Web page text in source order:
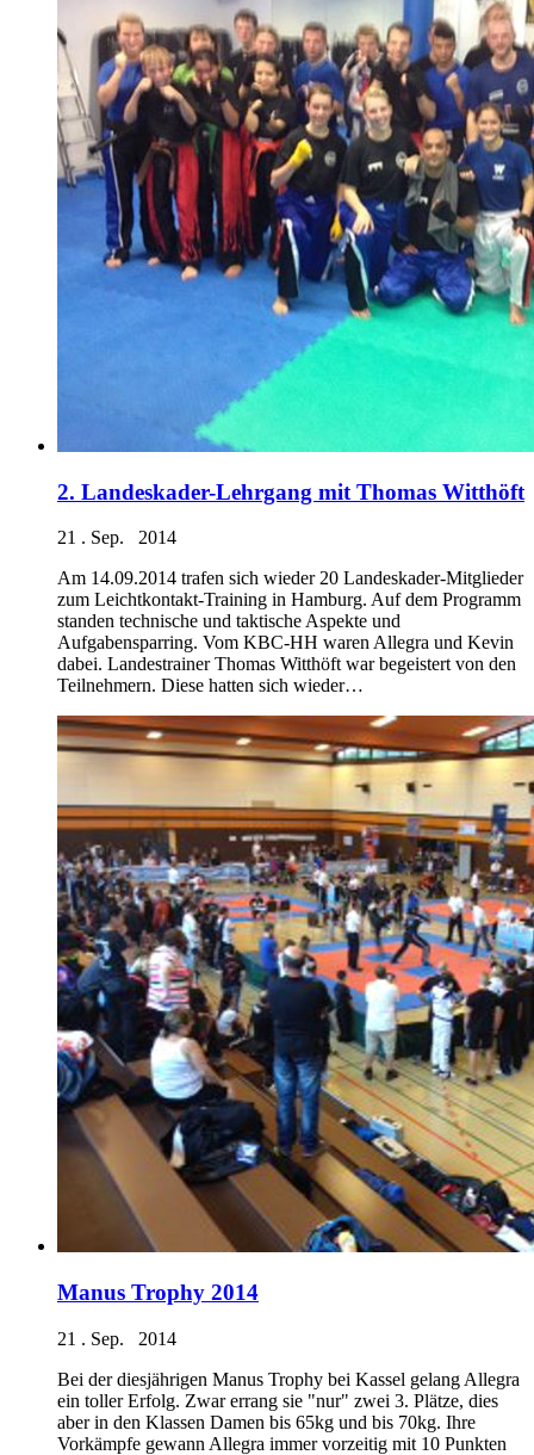
2. Landeskader-Lehrgang mit Thomas Witthöft
21 . Sep. 2014
Am 14.09.2014 trafen sich wieder 20 Landeskader-Mitglieder
zum Leichtkontakt-Training in Hamburg. Auf dem Programm
standen technische und taktische Aspekte und
Aufgabensparring. Vom KBC-HH waren Allegra und Kevin
dabei. Landestrainer Thomas Witthöft war begeistert von den
Teilnehmern. Diese hatten sich wieder…
Manus Trophy 2014
21 . Sep. 2014
Bei der diesjährigen Manus Trophy bei Kassel gelang Allegra
ein toller Erfolg. Zwar errang sie "nur" zwei 3. Plätze, dies
aber in den Klassen Damen bis 65kg und bis 70kg. Ihre
Vorkämpfe gewann Allegra immer vorzeitig mit 10 Punkten